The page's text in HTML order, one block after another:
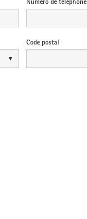
Code postal